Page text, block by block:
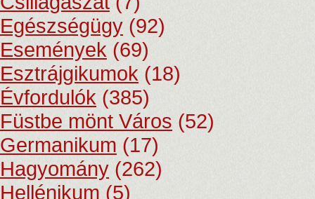
Egészségügy (92)
Események (69)
Esztrájgikumok (18)
Évfordulók (385)
Füstbe mönt Város (52)
Germanikum (17)
Hagyomány (262)
Hellénikum (5)